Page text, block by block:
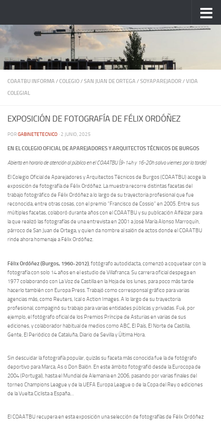
COAATBU INFORMA / COLEGIO/ SAN JUAN DE ORTEGA / SOYAPAREJADOR / VIDA
COLEGIAL
EXPOSICIÓN DE FOTOGRAFÍA DE FÉLIX ORDÓÑEZ
PORGABINETETECNICO · 2 JUNIO, 2025
EN EL COLEGIO OFICIAL DE APAREJADORES Y ARQUITECTOS TÉCNICOS DE BURGOS
Abierta en horario de atención al público en el COAATBU (9-14h y 16-20h salvo viernes por la tarde)
El Colegio Oficial de Aparejadores y Arquitectos Técnicos de Burgos (COAATBU) acoge la
exposición de fotografía de Félix Ordóñez. La muestra recorre distintas facetas del
trabajo fotográfico de Félix Ordóñez a lo largo de su trayectoria profesional que fue
reconocida, entre otras cosas, con el premio “Francisco de Cossio” en 2005. Entre sus
múltiples facetas, colaboró durante años con el COAATBU y su publicación Alféizar para
la que realizó las fotografías de una entrevista en 2001 a José María Alonso Marroquín,
párroco de San Juan de Ortega, y quien da nombre al salón de actos donde el COAATBU
rinde ahora homenaje a Félix Ordóñez.
Félix Ordóñez (Burgos, 1960-2012) , fotógrafo autodidacta, comenzó a coquetear con la
fotografía con solo 14 años en el estudio de Villafranca. Su carrera oficial despega en
1977 colaborando con La Voz de Castilla en la Hoja de los lunes, para poco más tarde
hacerlo también con Europa Press. Trabajó como corresponsal gráfico para varias
agencias más, como Reuters, Ical o Action Images. A lo largo de su trayectoria
profesional, compaginó su trabajo para varias entidades públicas y privadas. Fué, por
ejemplo, el fotógrafo oficial de los Premios Príncipe de Asturias en varias de sus
ediciones, y colaborador habitual de medios como ABC, El País, El Norte de Castilla,
Gente, El Periódico de Cataluña, Diario de Sevilla y Última Hora.
Sin descuidar la fotografía popular, quizás su faceta más conocida fue la de fotógrafo
deportivo para Marca, As o Don Balón. En este ámbito fotografió desde la Eurocopa de
2004 (Portugal), hasta el Mundial de Alemania en 2006, pasando por varias finales del
torneo Champions League y de la UEFA Europa League o de la Copa del Rey o ediciones
de la Vuelta Ciclista a España…
El COAATBU recupera en esta exposición una selección de fotografías de Félix Ordóñez